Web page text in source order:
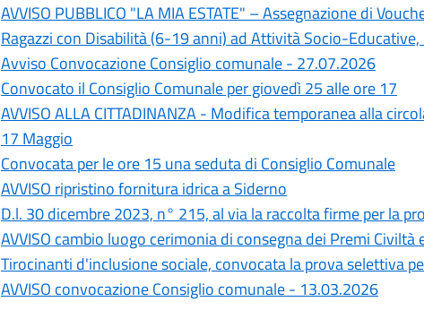
AVVISO PUBBLICO "LA MIA ESTATE" – Assegnazione di
Ragazzi con Disabilità (6-19 anni) ad Attività Socio-
Avviso Convocazione Consiglio comunale - 27.07.2026
Convocato il Consiglio Comunale per giovedì 25 alle ore 17
AVVISO ALLA CITTADINANZA - Modifica temporanea alla
17 Maggio
Convocata per le ore 15 una seduta di Consiglio Comunale
AVVISO ripristino fornitura idrica a Siderno
D.l. 30 dicembre 2023, n° 215, al via la raccolta firme per la
AVVISO cambio luogo cerimonia di consegna dei Premi Civiltà
Tirocinanti d'inclusione sociale, convocata la prova selettiva
AVVISO convocazione Consiglio comunale - 13.03.2026